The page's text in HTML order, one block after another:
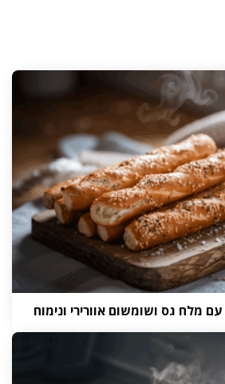
מלח גס ושומשום אוורירי ונימוח